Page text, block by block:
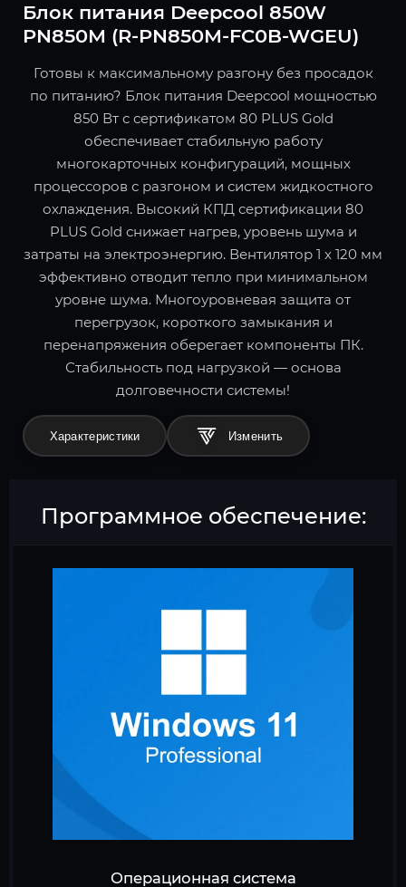
Блок питания Deepcool 850W
PN850M (R-PN850M-FC0B-WGEU)
Готовы к максимальному разгону без просадок
по питанию? Блок питания Deepcool мощностью
850 Вт с сертификатом 80 PLUS Gold
обеспечивает стабильную работу
многокарточных конфигураций, мощных
процессоров с разгоном и систем жидкостного
охлаждения. Высокий КПД сертификации 80
PLUS Gold снижает нагрев, уровень шума и
затраты на электроэнергию. Вентилятор 1 x 120 мм
эффективно отводит тепло при минимальном
уровне шума. Многоуровневая защита от
перегрузок, короткого замыкания и
перенапряжения оберегает компоненты ПК.
Стабильность под нагрузкой — основа
долговечности системы!
Характеристики
Программное обеспечение:
Операционная система